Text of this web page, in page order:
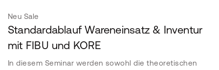
Neu Sale
Standardablauf Wareneinsatz & Inventur
mit FIBU und KORE
In diesem Seminar werden sowohl die theoretischen